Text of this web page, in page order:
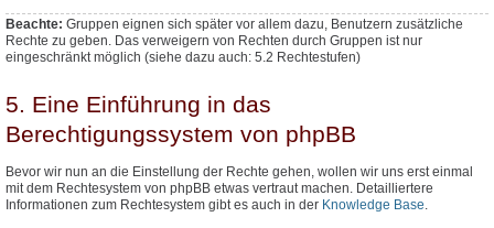
Beachte: Gruppen eignen sich später vor allem dazu, Benutzern zusätzliche
Rechte zu geben. Das verweigern von Rechten durch Gruppen ist nur
eingeschränkt möglich (siehe dazu auch: 5.2 Rechtestufen)
5. Eine Einführung in das
Berechtigungssystem von phpBB
Bevor wir nun an die Einstellung der Rechte gehen, wollen wir uns erst einmal
mit dem Rechtesystem von phpBB etwas vertraut machen. Detailliertere
Informationen zum Rechtesystem gibt es auch in der Knowledge Base.